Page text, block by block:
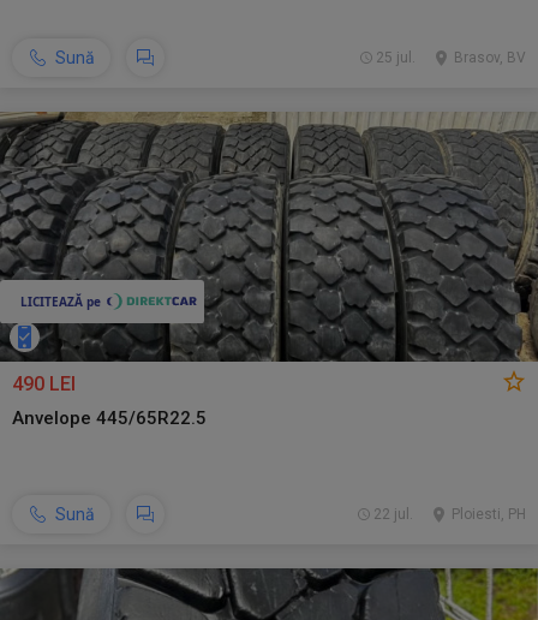
Sună Brasov, BV
25 jul.
490 LEI
Anvelope 445/65R22.5
Sună Ploiesti, PH
22 jul.